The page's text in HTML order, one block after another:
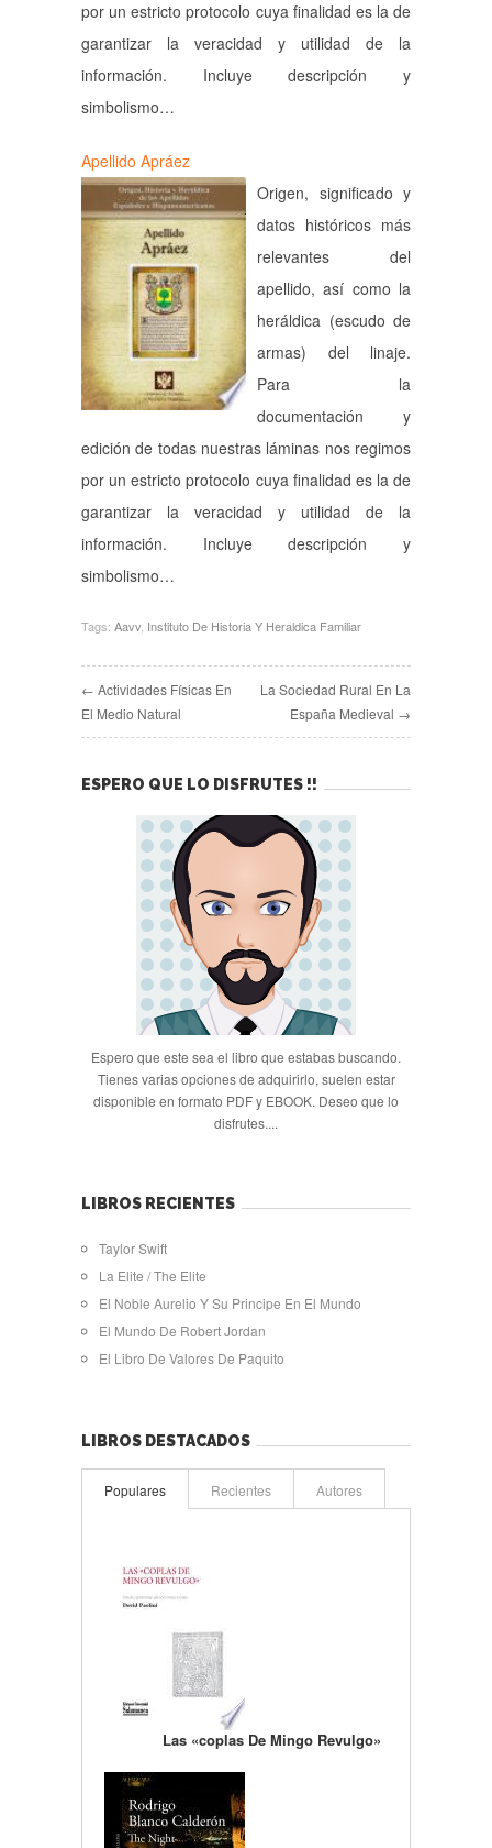
por un estricto protocolo cuya finalidad es la de
garantizar la veracidad y utilidad de la
información. Incluye descripción y
simbolismo…
Apellido Apráez
Origen, significado y
datos históricos más
relevantes del
apellido, así como la
heráldica (escudo de
armas) del linaje.
Para la
documentación y
edición de todas nuestras láminas nos regimos
por un estricto protocolo cuya finalidad es la de
garantizar la veracidad y utilidad de la
información. Incluye descripción y
simbolismo…
Tags: Aavv Instituto De Historia Y Heraldica Familiar
← Actividades Físicas En
El Medio Natural
La Sociedad Rural En La
España Medieval →
ESPERO QUE LO DISFRUTES !!
Espero que este sea el libro que estabas buscando.
Tienes varias opciones de adquirirlo, suelen estar
disponible en formato PDF y EBOOK. Deseo que lo
disfrutes....
LIBROS RECIENTES
Taylor Swift
La Elite / The Elite
El Noble Aurelio Y Su Principe En El Mundo
El Mundo De Robert Jordan
El Libro De Valores De Paquito
LIBROS DESTACADOS
Populares Recientes Autores
Las «coplas De Mingo Revulgo»